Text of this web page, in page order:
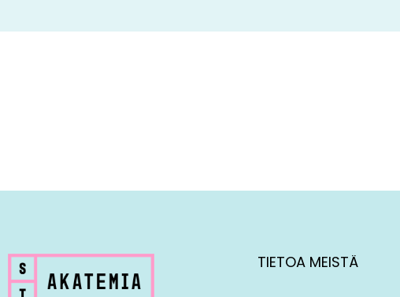
TIETOA MEISTÄ